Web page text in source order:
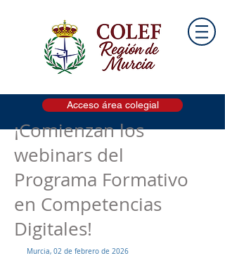
Acceso área colegial
¡Comienzan los
webinars del
Programa Formativo
en Competencias
Digitales!
Murcia, 02 de febrero de 2026